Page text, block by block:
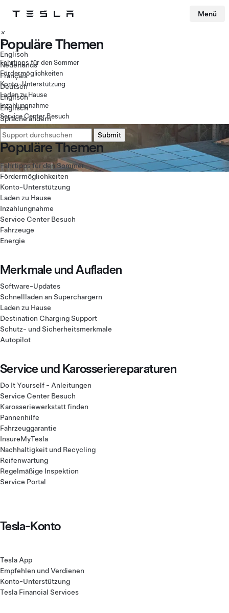
Tesla-Homepage Menü
×
▾
Englisch
Nederlands
Français
Deutsch
Englisch
Englisch
Sprache ändern
Populäre Themen
Fahrtipps für den Sommer
Fördermöglichkeiten
Konto-Unterstützung
Laden zu Hause
Inzahlungnahme
Service Center Besuch
Populäre Themen
Fahrtipps für den Sommer
Fördermöglichkeiten
Konto-Unterstützung
Laden zu Hause
Inzahlungnahme
Service Center Besuch
Fahrzeuge
Energie
Merkmale und Aufladen
Software-Updates
Schnellladen an Superchargern
Laden zu Hause
Destination Charging Support
Schutz- und Sicherheitsmerkmale
Autopilot
Service und Karosseriereparaturen
Do It Yourself - Anleitungen
Service Center Besuch
Karosseriewerkstatt finden
Pannenhilfe
Fahrzeuggarantie
InsureMyTesla
Nachhaltigkeit und Recycling
Reifenwartung
Regelmäßige Inspektion
Service Portal
Tesla-Konto
Tesla App
Empfehlen und Verdienen
Konto-Unterstützung
Tesla Financial Services